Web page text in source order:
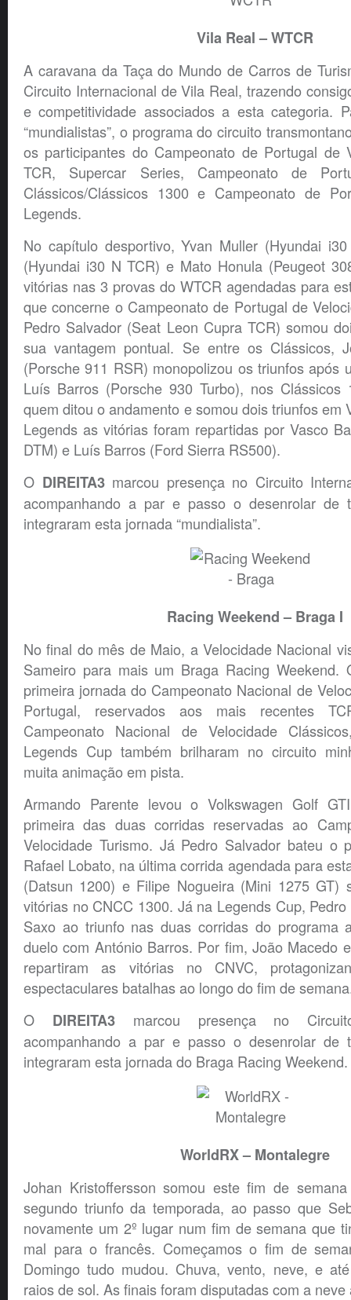
Vila Real – WTCR
A caravana da Taça do Mundo de Carros de
Circuito Internacional de Vila Real, trazendo
e competitividade associados a esta categoria.
“mundialistas”, o programa do circuito
os participantes do Campeonato de Portugal de
TCR, Supercar Series, Campeonato de
Clássicos/Clássicos 1300 e Campeonato de
Legends.
No capítulo desportivo, Yvan Muller (Hyundai
(Hyundai i30 N TCR) e Mato Honula (Peugeot
vitórias nas 3 provas do WTCR agendadas para
que concerne o Campeonato de Portugal de
Pedro Salvador (Seat Leon Cupra TCR) somou
sua vantagem pontual. Se entre os Clássicos,
(Porsche 911 RSR) monopolizou os triunfos após
Luís Barros (Porsche 930 Turbo), nos
quem ditou o andamento e somou dois triunfos em
Legends as vitórias foram repartidas por Vasco
DTM) e Luís Barros (Ford Sierra RS500).
O DIREITA3 marcou presença no Circuito
acompanhando a par e passo o desenrolar de
integraram esta jornada “mundialista”.
Racing Weekend – Braga I
No final do mês de Maio, a Velocidade Nacional
Sameiro para mais um Braga Racing Weekend.
primeira jornada do Campeonato Nacional de
Portugal, reservados aos mais recentes
Campeonato Nacional de Velocidade
Legends Cup também brilharam no circuito
muita animação em pista.
Armando Parente levou o Volkswagen Golf
primeira das duas corridas reservadas ao
Velocidade Turismo. Já Pedro Salvador bateu o
Rafael Lobato, na última corrida agendada para
(Datsun 1200) e Filipe Nogueira (Mini 1275 GT)
vitórias no CNCC 1300. Já na Legends Cup,
Saxo ao triunfo nas duas corridas do programa
duelo com António Barros. Por fim, João Macedo
repartiram as vitórias no CNVC,
espectaculares batalhas ao longo do fim de
O DIREITA3 marcou presença no
acompanhando a par e passo o desenrolar de
integraram esta jornada do Braga Racing Weekend.
WorldRX – Montalegre
Johan Kristoffersson somou este fim de
segundo triunfo da temporada, ao passo que
novamente um 2º lugar num fim de semana que
mal para o francês. Começamos o fim de
Domingo tudo mudou. Chuva, vento, neve, e
raios de sol. As finais foram disputadas com a neve